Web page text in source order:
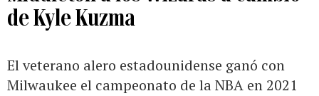
de Kyle Kuzma
El veterano alero estadounidense ganó con
Milwaukee el campeonato de la NBA en 2021